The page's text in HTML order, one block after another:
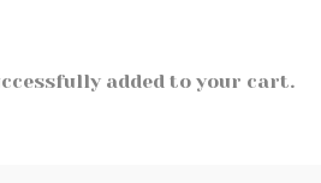
added to your cart.